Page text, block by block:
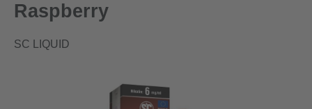
Raspberry
SC LIQUID
Bildergalerie überspringen